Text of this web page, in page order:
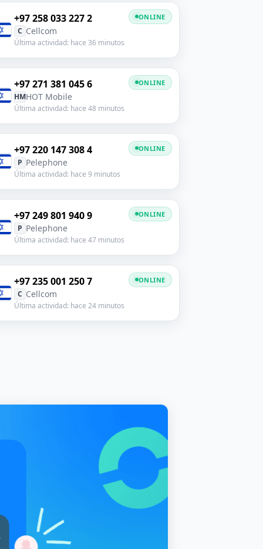
+97 258 033 227 2
C Cellcom
Última actividad: hace 36 minutos
ONLINE
+97 271 381 045 6
HMHOT Mobile
Última actividad: hace 48 minutos
ONLINE
+97 220 147 308 4
P Pelephone
Última actividad: hace 9 minutos
ONLINE
+97 249 801 940 9
P Pelephone
Última actividad: hace 47 minutos
ONLINE
+97 235 001 250 7
C Cellcom
Última actividad: hace 24 minutos
ONLINE